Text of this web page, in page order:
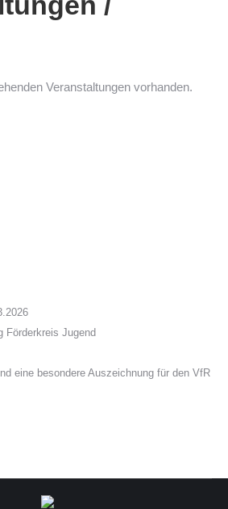
Veranstaltungen vorhanden.
Förderkreis Jugend
eine besondere Auszeichnung für den VfR